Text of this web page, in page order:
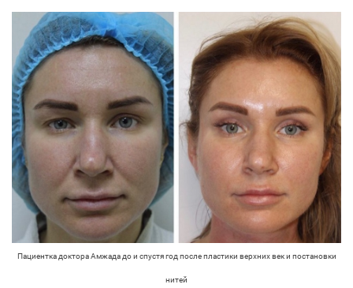
Пациентка доктора Амжада до и спустя год после пластики верхних век и постановки
нитей